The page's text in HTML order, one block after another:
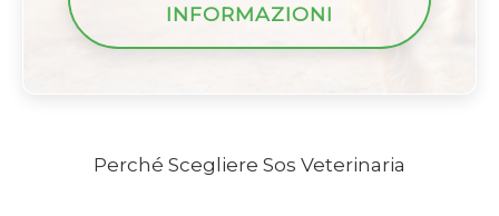
INFORMAZIONI
Perché Scegliere Sos Veterinaria